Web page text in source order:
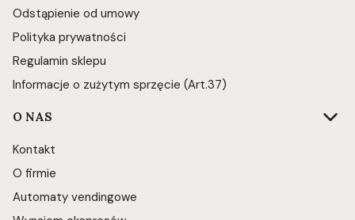
Odstąpienie od umowy
Polityka prywatności
Regulamin sklepu
Informacje o zużytym sprzęcie (Art.37)
O NAS
Kontakt
O firmie
Automaty vendingowe